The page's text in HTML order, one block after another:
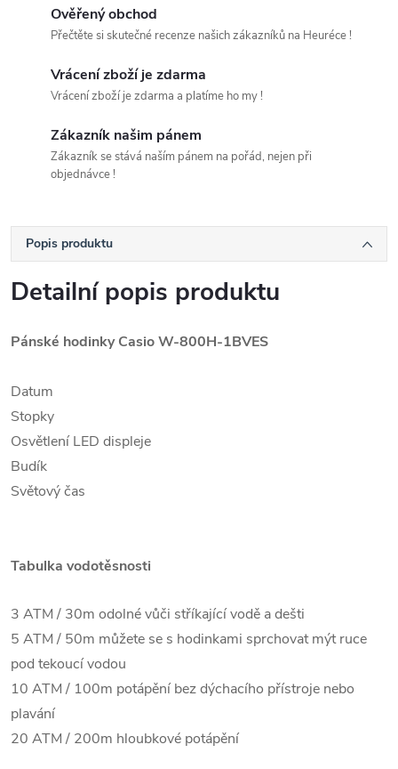
Ověřený obchod
Přečtěte si skutečné recenze našich zákazníků na Heuréce !
Vrácení zboží je zdarma
Vrácení zboží je zdarma a platíme ho my !
Zákazník našim pánem
Zákazník se stává naším pánem na pořád, nejen při
objednávce !
Popis produktu
Detailní popis produktu
Pánské hodinky Casio W-800H-1BVES
Datum
Stopky
Osvětlení LED displeje
Budík
Světový čas
Tabulka vodotěsnosti
3 ATM / 30m odolné vůči stříkající vodě a dešti
5 ATM / 50m můžete se s hodinkami sprchovat mýt ruce
pod tekoucí vodou
10 ATM / 100m potápění bez dýchacího přístroje nebo
plavání
20 ATM / 200m hloubkové potápění